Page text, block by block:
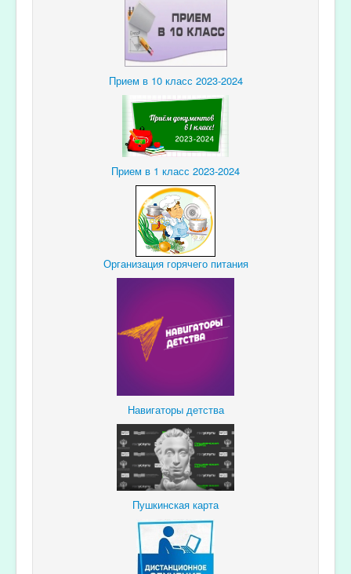
Прием в 10 класс 2023-2024
Прием в 1 класс 2023-2024
Организация горячего питания
Навигаторы детства
Пушкинская карта